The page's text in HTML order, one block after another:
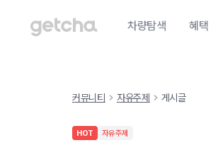
차량탐색 혜택
커뮤니티 자유주제 게시글
HOT 자유주제